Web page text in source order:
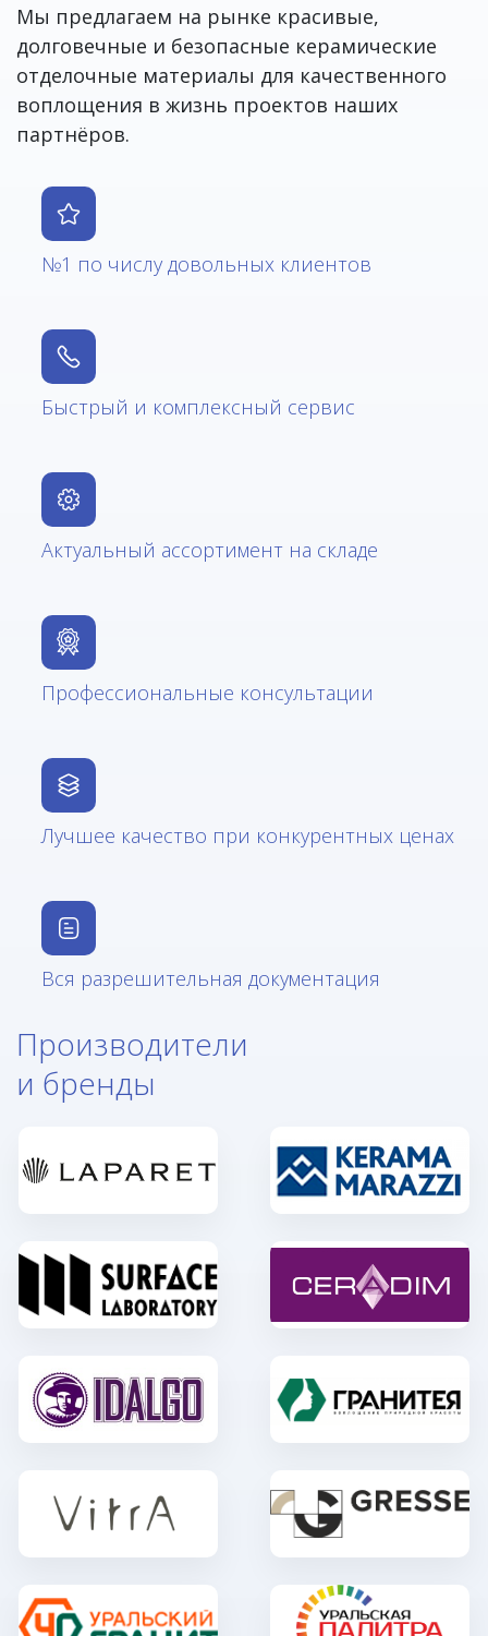
Мы предлагаем на рынке красивые,
долговечные и безопасные керамические
отделочные материалы для качественного
воплощения в жизнь проектов наших
партнёров.
№1 по числу довольных клиентов
Быстрый и комплексный сервис
Актуальный ассортимент на складе
Профессиональные консультации
Лучшее качество при конкурентных ценах
Вся разрешительная документация
Производители
и бренды